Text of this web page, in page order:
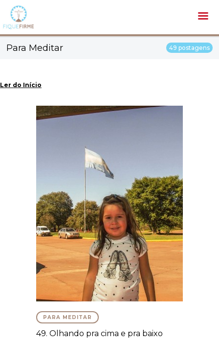
Para Meditar 49 postagens
Ler do Início
PARA MEDITAR
49. Olhando pra cima e pra baixo